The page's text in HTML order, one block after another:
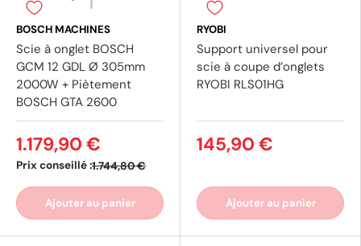
BOSCH MACHINES
Scie à onglet BOSCH
GCM 12 GDL Ø 305mm
2000W + Piètement
BOSCH GTA 2600
Prix conseillé :1.744,80 €
1.179,90 €
Ajouter au panier
RYOBI
Support universel pour
scie à coupe d’onglets
RYOBI RLS01HG
145,90 €
Ajouter au panier